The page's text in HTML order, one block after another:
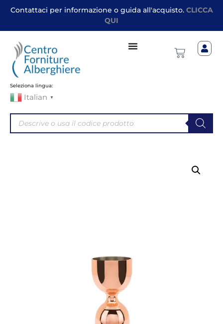
Contattaci per informazione o guida all'acquisto. CLICCA
QUI
Seleziona lingua:
Italian ▼